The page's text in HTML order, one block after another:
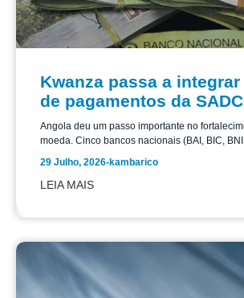
Kwanza passa a
de pagamentos da SADC
Angola deu um passo importante no
moeda. Cinco bancos nacionais (BAI, BIC,
29 Julho, 2026-kambarico
LEIA MAIS